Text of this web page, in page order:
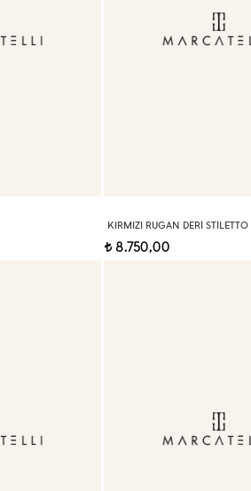
KIRMIZI RUGAN DERI STILETTO
t8.750,00